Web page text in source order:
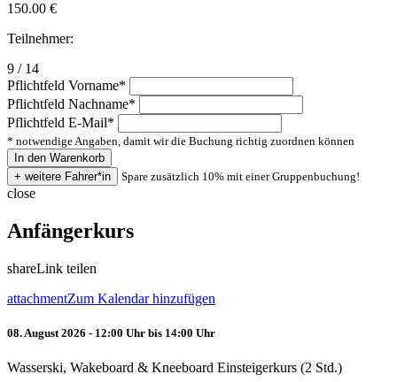
150.00 €
Teilnehmer:
9 / 14
Pflichtfeld Vorname*
Pflichtfeld Nachname*
Pflichtfeld E-Mail*
* notwendige Angaben, damit wir die Buchung richtig zuordnen können
Spare zusätzlich 10% mit einer Gruppenbuchung!
close
Anfängerkurs
shareLink teilen
attachmentZum Kalendar hinzufügen
08. August 2026 - 12:00 Uhr bis 14:00 Uhr
Wasserski, Wakeboard & Kneeboard Einsteigerkurs (2 Std.)